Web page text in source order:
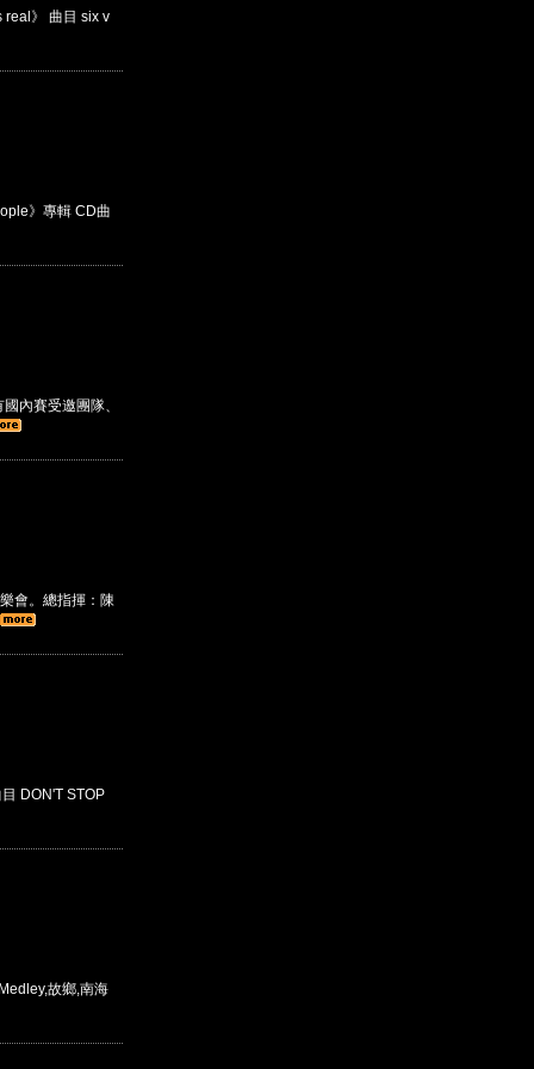
real》 曲目 six v
》專輯 CD曲
內賽受邀團隊、
會。總指揮：陳
DON'T STOP
故鄉,南海